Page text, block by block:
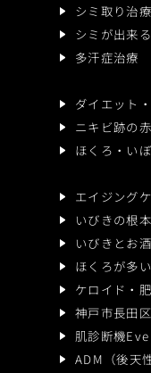
シミ取り治療
シミが出来
多汗症治療
ダイエット
ニキビ跡の
ほくろ・いぼ
エイジング
いびきの根
いびきとお
ほくろが多
ケロイド・
神戸市長田
肌診断機Eve
ADM（後天